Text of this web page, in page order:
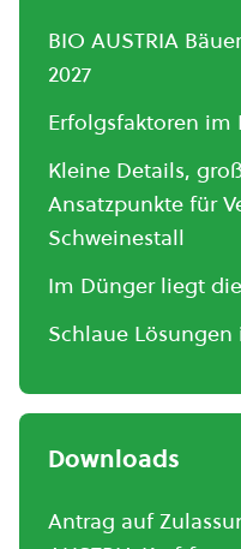
BIO AUSTRIA
2027
Erfolgsfaktoren im
Kleine Details,
Ansatzpunkte für
Schweinestall
Im Dünger liegt
Schlaue
Downloads
Antrag auf